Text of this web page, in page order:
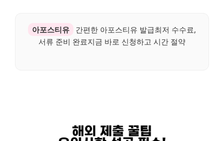
아포스티유
간편한 아포스티유 발급최저 수수료,
서류 준비 완료지금 바로 신청하고 시간 절약